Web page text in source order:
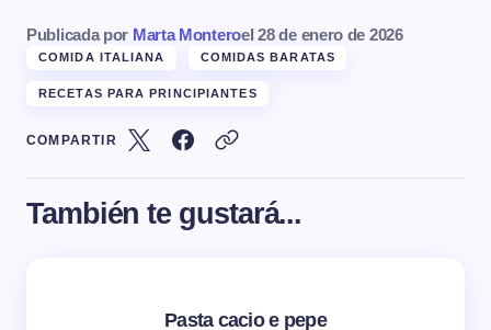
Publicada por Marta Monteroel 28 de enero de 2026
COMIDA ITALIANA COMIDAS BARATAS
RECETAS PARA PRINCIPIANTES
COMPARTIR
También te gustará...
Pasta cacio e pepe